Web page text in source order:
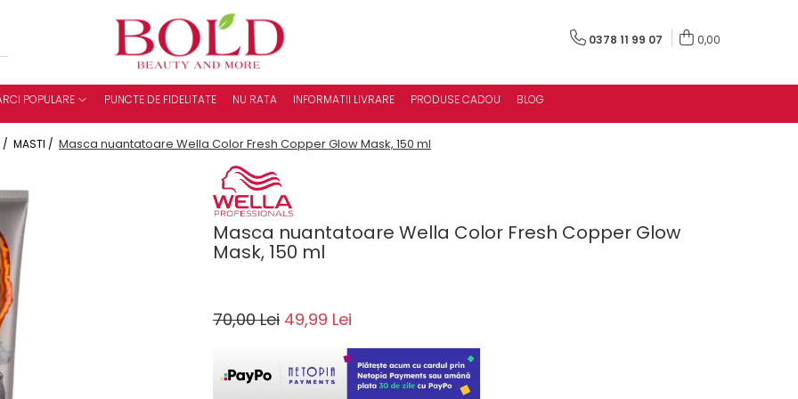
0378 11 99 07 0,00
POPULARE PUNCTE DE FIDELITATE NU RATA INFORMATII LIVRARE PRODUSE CADOU BLOG
/ MASTI / Masca nuantatoare Wella Color Fresh Copper Glow Mask, 150 ml
Masca nuantatoare Wella Color Fresh Copper Glow
Mask, 150 ml
70,00 Lei 49,99 Lei